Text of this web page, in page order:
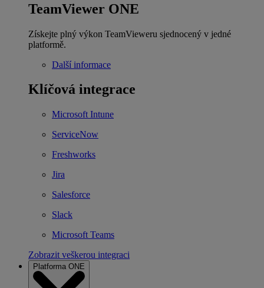
TeamViewer ONE
Získejte plný výkon TeamVieweru sjednocený v jedné
platformě.
Další informace
Klíčová integrace
Microsoft Intune
ServiceNow
Freshworks
Jira
Salesforce
Slack
Microsoft Teams
Zobrazit veškerou integraci
Platforma ONE